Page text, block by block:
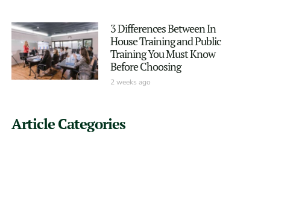
3 Differences Between In
House Training and Public
Training You Must Know
Before Choosing
2 weeks ago
Article Categories